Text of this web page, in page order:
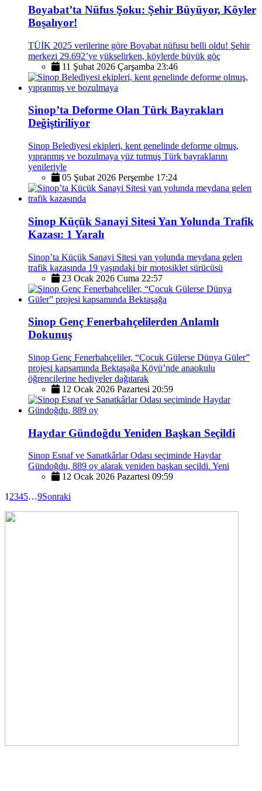
Boyabat’ta Nüfus Şoku: Şehir Büyüyor, Köyler
Boşalıyor!
TÜİK 2025 verilerine göre Boyabat nüfusu belli oldu! Şehir
merkezi 29.692’ye yükselirken, köylerde büyük göç
11 Şubat 2026 Çarşamba 23:46
Sinop’ta Deforme Olan Türk Bayrakları
Değiştiriliyor
Sinop Belediyesi ekipleri, kent genelinde deforme olmuş,
yıpranmış ve bozulmaya yüz tutmuş Türk bayraklarını
yenileriyle
05 Şubat 2026 Perşembe 17:24
Sinop Küçük Sanayi Sitesi Yan Yolunda Trafik
Kazası: 1 Yaralı
Sinop’ta Küçük Sanayi Sitesi yan yolunda meydana gelen
trafik kazasında 19 yaşındaki bir motosiklet sürücüsü
23 Ocak 2026 Cuma 22:57
Sinop Genç Fenerbahçelilerden Anlamlı
Dokunuş
Sinop Genç Fenerbahçeliler, “Çocuk Gülerse Dünya Güler”
projesi kapsamında Bektaşağa Köyü’nde anaokulu
öğrencilerine hediyeler dağıtarak
12 Ocak 2026 Pazartesi 20:59
Haydar Gündoğdu Yeniden Başkan Seçildi
Sinop Esnaf ve Sanatkârlar Odası seçiminde Haydar
Gündoğdu, 889 oy alarak yeniden başkan seçildi. Yeni
12 Ocak 2026 Pazartesi 09:59
1 2345…9Sonraki